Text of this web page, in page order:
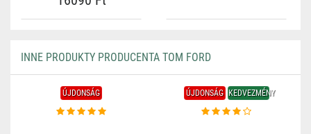
INNE PRODUKTY PRODUCENTA TOM FORD
ÚJDONSÁG ÚJDONSÁG KEDVEZMÉNY